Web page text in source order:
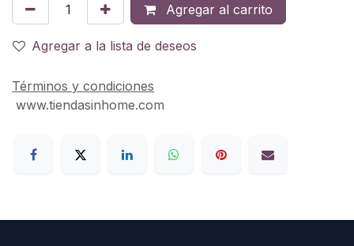
Agregar al carrito
Agregar a la lista de deseos
Términos y condiciones
www.tiendasinhome.com